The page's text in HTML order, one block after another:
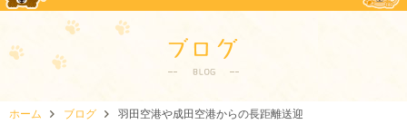
ホーム ブログ 羽田空港や成田空港からの長距離送迎